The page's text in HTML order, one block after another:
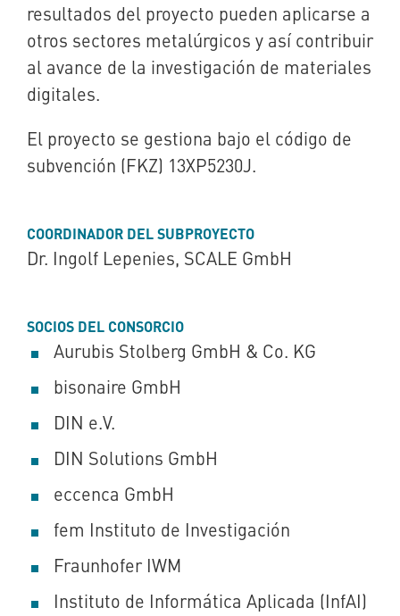
resultados del proyecto pueden aplicarse a
otros sectores metalúrgicos y así contribuir
al avance de la investigación de materiales
digitales.
El proyecto se gestiona bajo el código de
subvención (FKZ) 13XP5230J.
COORDINADOR DEL SUBPROYECTO
Dr. Ingolf Lepenies, SCALE GmbH
SOCIOS DEL CONSORCIO
Aurubis Stolberg GmbH & Co. KG
bisonaire GmbH
DIN e.V.
DIN Solutions GmbH
eccenca GmbH
fem Instituto de Investigación
Fraunhofer IWM
Instituto de Informática Aplicada (InfAI)